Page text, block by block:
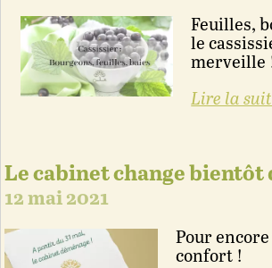
Feuilles,
le
merveille
Lire la
Le cabinet change bientôt
12 mai 2021
Pour
confort !